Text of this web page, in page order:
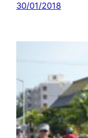
30/01/2018